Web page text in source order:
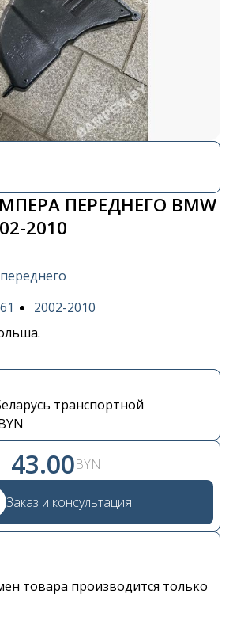
ПЕРЕДНЕГО BMW
2010
2002-2010
транспортной
43.00BYN
Заказ и консультация
товара производится только
870 15 80